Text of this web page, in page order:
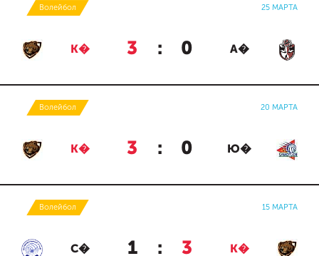
Волейбол 25 МАРТА
К� 3 : 0 А�
Волейбол 20 МАРТА
К� 3 : 0 Ю�
Волейбол 15 МАРТА
С� 1 : 3 К�